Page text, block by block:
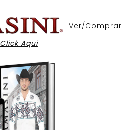
Ver/Comprar
Click Aqui